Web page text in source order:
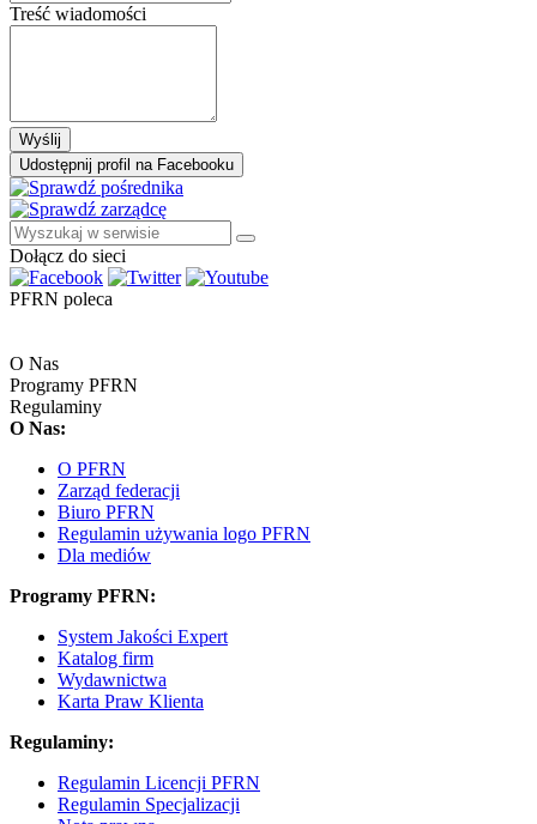
Treść wiadomości
Wyślij
Udostępnij profil na Facebooku
Dołącz do sieci
PFRN poleca
O Nas
Programy PFRN
Regulaminy
O Nas:
O PFRN
Zarząd federacji
Biuro PFRN
Regulamin używania logo PFRN
Dla mediów
Programy PFRN:
System Jakości Expert
Katalog firm
Wydawnictwa
Karta Praw Klienta
Regulaminy:
Regulamin Licencji PFRN
Regulamin Specjalizacji